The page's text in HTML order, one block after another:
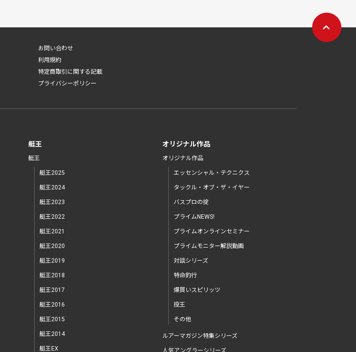
お問い合わせ
利用規約
特定商取引に関する記載
プライバシーポリシー
艇王
艇王
艇王2025
艇王2024
艇王2023
艇王2022
艇王2021
艇王2020
艇王2019
艇王2018
艇王2017
艇王2016
艇王2015
艇王2014
艇王EX
オリジナル作品
オリジナル作品
エッセンシャル・テクニクス
タックル・オブ・ザ・イヤー
バスプロの掟
プライムNEWS!
プライムオンラインセミナー
プライムモニター解説動画
対談シリーズ
特命釣行
爆買いスピリッツ
投王
その他
ルアーマガジン特集シリーズ
人気アングラーシリーズ